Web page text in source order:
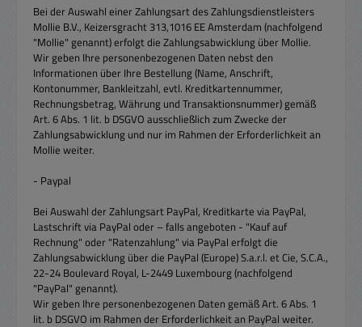
Bei der Auswahl einer Zahlungsart des Zahlungsdienstleisters
Mollie B.V., Keizersgracht 313,1016 EE Amsterdam (nachfolgend
"Mollie" genannt) erfolgt die Zahlungsabwicklung über Mollie.
Wir geben Ihre personenbezogenen Daten nebst den
Informationen über Ihre Bestellung (Name, Anschrift,
Kontonummer, Bankleitzahl, evtl. Kreditkartennummer,
Rechnungsbetrag, Währung und Transaktionsnummer) gemäß
Art. 6 Abs. 1 lit. b DSGVO ausschließlich zum Zwecke der
Zahlungsabwicklung und nur im Rahmen der Erforderlichkeit an
Mollie weiter.
- Paypal
Bei Auswahl der Zahlungsart PayPal, Kreditkarte via PayPal,
Lastschrift via PayPal oder – falls angeboten - "Kauf auf
Rechnung" oder "Ratenzahlung" via PayPal erfolgt die
Zahlungsabwicklung über die PayPal (Europe) S.a.r.l. et Cie, S.C.A.,
22-24 Boulevard Royal, L-2449 Luxembourg (nachfolgend
"PayPal" genannt).
Wir geben Ihre personenbezogenen Daten gemäß Art. 6 Abs. 1
lit. b DSGVO im Rahmen der Erforderlichkeit an PayPal weiter.